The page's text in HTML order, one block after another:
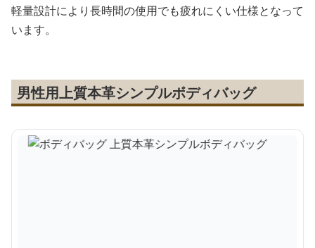
軽量設計により長時間の使用でも疲れにくい仕様となって
います。
男性用上質本革シンプルボディバッグ